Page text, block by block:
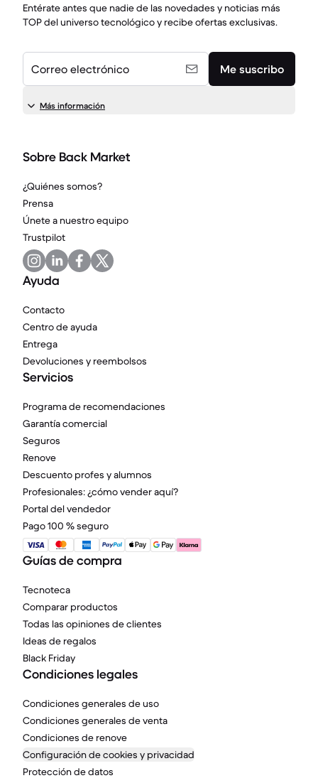
Entérate antes que nadie de las novedades y noticias más
TOP del universo tecnológico y recibe ofertas exclusivas.
Correo electrónico Me suscribo
Más información
Sobre Back Market
¿Quiénes somos?
Prensa
Únete a nuestro equipo
Trustpilot
Ayuda
Contacto
Centro de ayuda
Entrega
Devoluciones y reembolsos
Servicios
Programa de recomendaciones
Garantía comercial
Seguros
Renove
Descuento profes y alumnos
Profesionales: ¿cómo vender aquí?
Portal del vendedor
Pago 100 % seguro
Guías de compra
Tecnoteca
Comparar productos
Todas las opiniones de clientes
Ideas de regalos
Black Friday
Condiciones legales
Condiciones generales de uso
Condiciones generales de venta
Condiciones de renove
Configuración de cookies y privacidad
Protección de datos